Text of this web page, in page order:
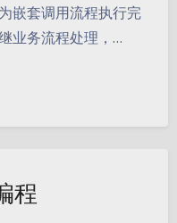
嵌套调用流程执行完
业务流程处理，…
程